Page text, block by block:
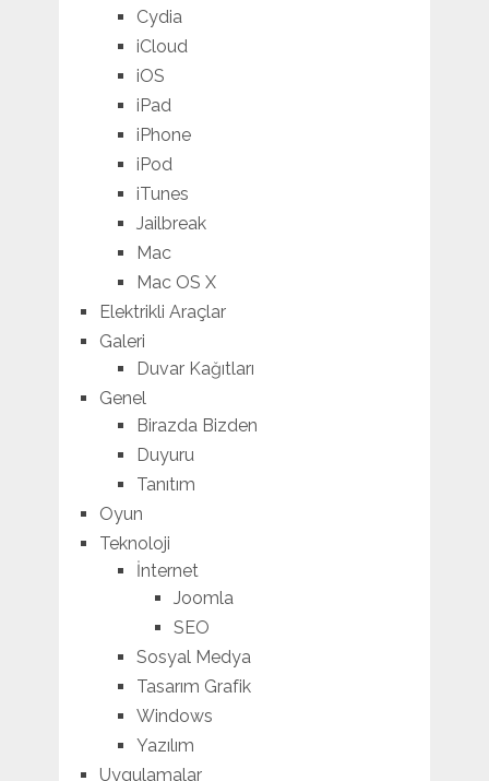
Cydia
iCloud
iOS
iPad
iPhone
iPod
iTunes
Jailbreak
Mac
Mac OS X
Elektrikli Araçlar
Galeri
Duvar Kağıtları
Genel
Birazda Bizden
Duyuru
Tanıtım
Oyun
Teknoloji
İnternet
Joomla
SEO
Sosyal Medya
Tasarım Grafik
Windows
Yazılım
Uygulamalar